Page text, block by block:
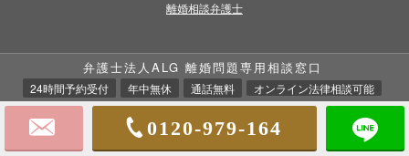
離婚相談弁護士
弁護士法人ALG 離婚問題専用相談窓口
24時間予約受付 年中無休 通話無料 オンライン法律相談可能
0120-979-164